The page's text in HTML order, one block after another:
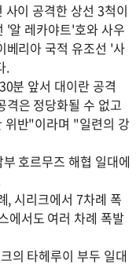
이 공격한 상선 3척이
'알 레카야트'호와 사우
베리아 국적 유조선 '사
.
분 앞서 대이란 공격
은 정당화될 수 없고
위반"이라며 "일련의 강
호르무즈 해협 일대에
, 시리크에서 7차례 폭
에서도 여러 차례 폭발
의 타헤루이 부두 일대